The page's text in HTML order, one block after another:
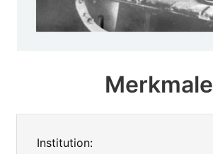
Merkmale
Institution: